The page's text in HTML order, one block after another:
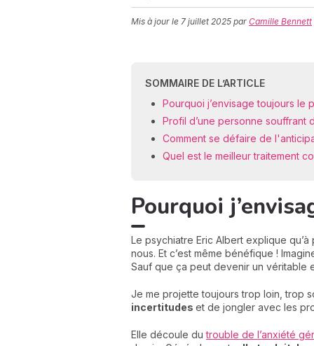
Mis à jour le 7 juillet 2025 par Camille Bennett
SOMMAIRE DE L’ARTICLE
Pourquoi j’envisage toujours le
Profil d’une personne souffrant
Comment se défaire de
Quel est le meilleur traitement
Pourquoi
Le psychiatre Eric Albert explique
nous. Et c’est même bénéfique !
Sauf que ça peut devenir un véritable
Je me projette toujours trop loin, trop
incertitudes et de jongler avec les
Elle découle dutrouble de l’anxiété